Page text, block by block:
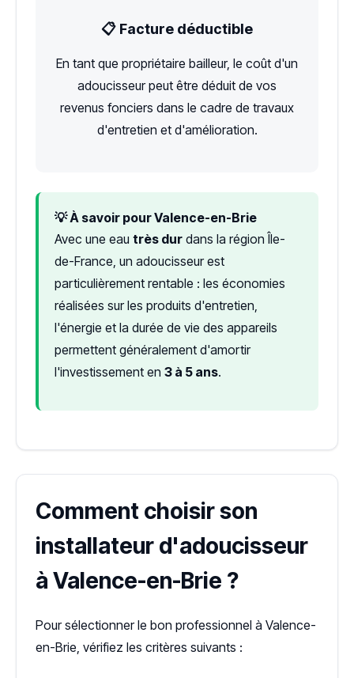
📋 Facture déductible
En tant que propriétaire bailleur, le coût d'un
adoucisseur peut être déduit de vos
revenus fonciers dans le cadre de travaux
d'entretien et d'amélioration.
💡 À savoir pour Valence-en-Brie
Avec une eau très dur dans la région Île-
de-France, un adoucisseur est
particulièrement rentable : les économies
réalisées sur les produits d'entretien,
l'énergie et la durée de vie des appareils
permettent généralement d'amortir
l'investissement en 3 à 5 ans.
Comment choisir son
installateur d'adoucisseur
à Valence-en-Brie ?
Pour sélectionner le bon professionnel à Valence-
en-Brie, vérifiez les critères suivants :